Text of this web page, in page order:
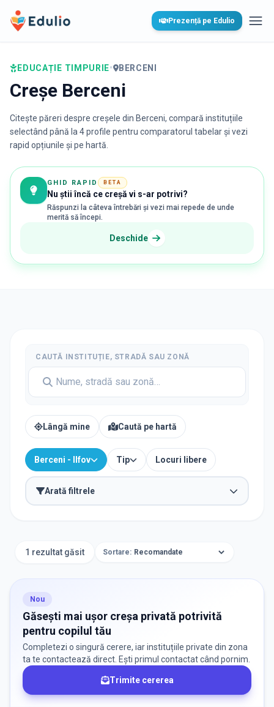
Edulio Prezență pe Edulio
EDUCAȚIE TIMPURIE• BERCENI
Creșe Berceni
Citește păreri despre creșele din Berceni, compară instituțiile
selectând până la 4 profile pentru comparatorul tabelar și vezi
rapid opțiunile și pe hartă.
GHID RAPID BETA
Nu știi încă ce creșă vi s-ar potrivi?
Răspunzi la câteva întrebări și vezi mai repede de unde
merită să începi.
Deschide
CAUTĂ INSTITUȚIE, STRADĂ SAU ZONĂ
Lângă mine Caută pe hartă
Berceni - Ilfov Tip Locuri libere
Arată filtrele
1 rezultat găsit Sortare:
Nou
Găsești mai ușor creșa privată potrivită
pentru copilul tău
Completezi o singură cerere, iar instituțiile private din zona
ta te contactează direct. Ești primul contactat când pornim.
Trimite cererea